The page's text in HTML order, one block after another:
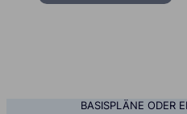
BASISPLÄNE ODER